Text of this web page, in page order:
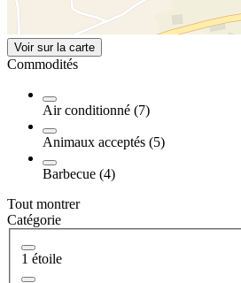
Voir sur la carte
Commodités
Air conditionné (7)
Animaux acceptés (5)
Barbecue (4)
Tout montrer
Catégorie
1 étoile